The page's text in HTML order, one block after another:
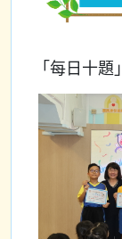
「每日十題」